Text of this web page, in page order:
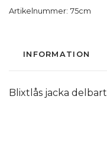
Artikelnummer: 75cm
INFORMATION
Blixtlås jacka delbart